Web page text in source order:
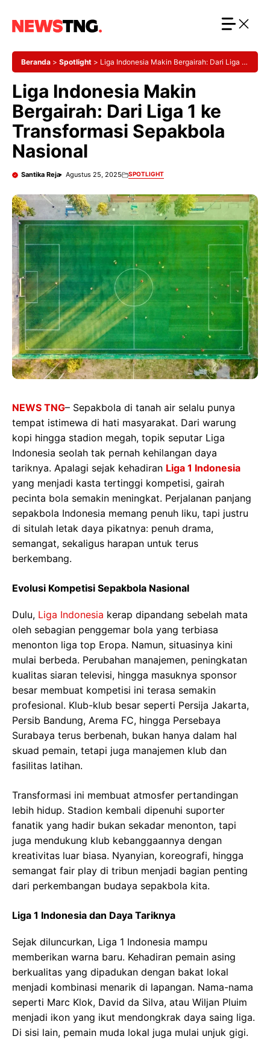
Beranda > Spotlight > Liga Indonesia Makin Bergairah: Dari Liga 1
Liga Indonesia Makin
Bergairah: Dari Liga 1 ke
Transformasi Sepakbola
Nasional
Santika Reja Agustus 25, 2025 SPOTLIGHT
NEWS TNG– Sepakbola di tanah air selalu punya
tempat istimewa di hati masyarakat. Dari warung
kopi hingga stadion megah, topik seputar Liga
Indonesia seolah tak pernah kehilangan daya
tariknya. Apalagi sejak kehadiran Liga 1 Indonesia
yang menjadi kasta tertinggi kompetisi, gairah
pecinta bola semakin meningkat. Perjalanan panjang
sepakbola Indonesia memang penuh liku, tapi justru
di situlah letak daya pikatnya: penuh drama,
semangat, sekaligus harapan untuk terus
berkembang.
Evolusi Kompetisi Sepakbola Nasional
Dulu, Liga Indonesia kerap dipandang sebelah mata
oleh sebagian penggemar bola yang terbiasa
menonton liga top Eropa. Namun, situasinya kini
mulai berbeda. Perubahan manajemen, peningkatan
kualitas siaran televisi, hingga masuknya sponsor
besar membuat kompetisi ini terasa semakin
profesional. Klub-klub besar seperti Persija Jakarta,
Persib Bandung, Arema FC, hingga Persebaya
Surabaya terus berbenah, bukan hanya dalam hal
skuad pemain, tetapi juga manajemen klub dan
fasilitas latihan.
Transformasi ini membuat atmosfer pertandingan
lebih hidup. Stadion kembali dipenuhi suporter
fanatik yang hadir bukan sekadar menonton, tapi
juga mendukung klub kebanggaannya dengan
kreativitas luar biasa. Nyanyian, koreografi, hingga
semangat fair play di tribun menjadi bagian penting
dari perkembangan budaya sepakbola kita.
Liga 1 Indonesia dan Daya Tariknya
Sejak diluncurkan, Liga 1 Indonesia mampu
memberikan warna baru. Kehadiran pemain asing
berkualitas yang dipadukan dengan bakat lokal
menjadi kombinasi menarik di lapangan. Nama-nama
seperti Marc Klok, David da Silva, atau Wiljan Pluim
menjadi ikon yang ikut mendongkrak daya saing liga.
Di sisi lain, pemain muda lokal juga mulai unjuk gigi.